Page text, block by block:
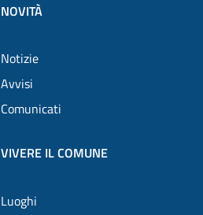
NOVITÀ
Notizie
Avvisi
Comunicati
VIVERE IL COMUNE
Luoghi